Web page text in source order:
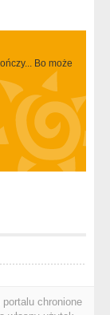
Bo może
chronione